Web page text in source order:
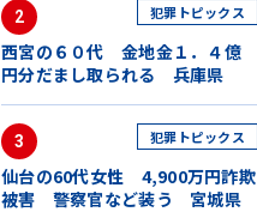
2 犯罪トピックス
西宮の６０代 金地金１．４億
円分だまし取られる 兵庫県
3 犯罪トピックス
仙台の60代女性 4,900万円詐欺
被害 警察官など装う 宮城県